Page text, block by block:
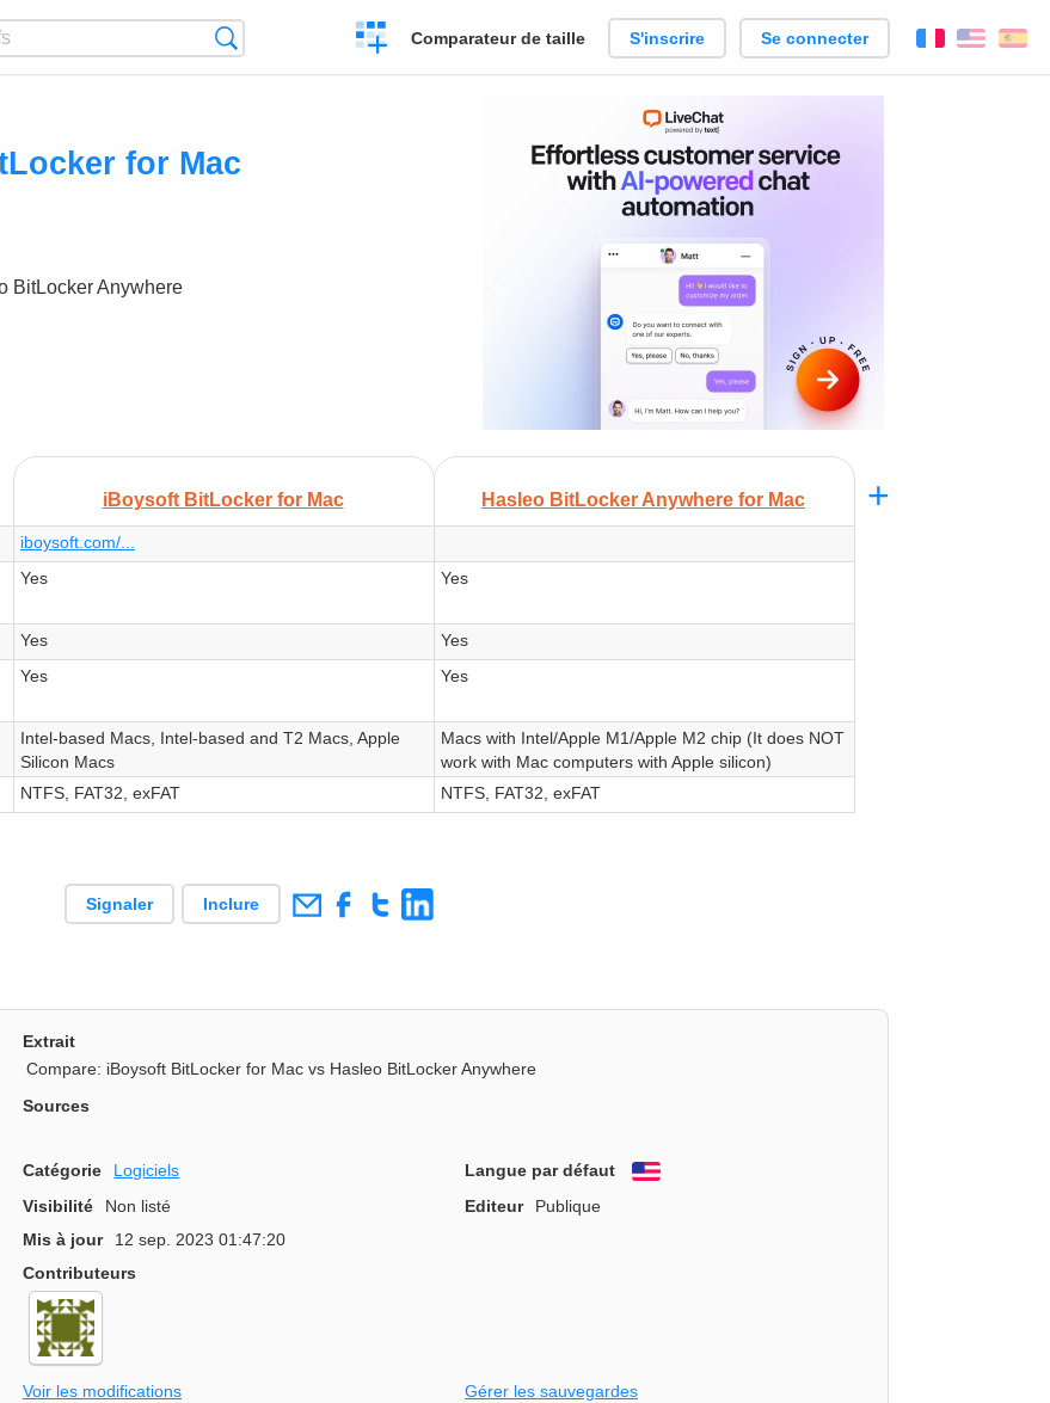
Créer
un
Comparateur de taille S'inscrire Se connecter FrançaisEnglish
for Mac
BitLocker Anywhere
iBoysoft BitLocker for Mac Hasleo BitLocker Anywhere for Mac
iboysoft.com/...
Yes Yes
Yes Yes
Yes Yes
Intel-based Macs, Intel-based and T2 Macs, Apple
Silicon Macs
Macs with Intel/Apple M1/Apple M2 chip (It does NOT
work with Mac computers with Apple silicon)
NTFS, FAT32, exFAT NTFS, FAT32, exFAT
+
Signaler Inclure
Extrait
Compare: iBoysoft BitLocker for Mac vs Hasleo BitLocker Anywhere
Sources
Catégorie Logiciels Langue par défaut
English
Visibilité
Non listé Editeur
Publique
Mis à jour
12 sep. 2023 01:47:20
Contributeurs
Voir les modifications Gérer les sauvegardes